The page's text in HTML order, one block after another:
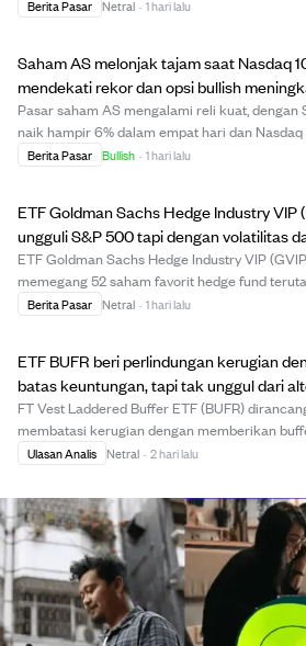
Berita Pasar Netral · 1 hari lalu
Saham AS melonjak tajam saat Nasdaq
mendekati rekor dan opsi bullish
Pasar saham AS mengalami reli kuat, dengan
naik hampir 6% dalam empat hari dan Nasdaq
3,3% mendekati rekor Juni. Lonjakan ini
Berita Pasar Bullish · 1 hari lalu
ETF Goldman Sachs Hedge Industry VIP
ungguli S&P 500 tapi dengan volatilitas
valuasi tinggi.
ETF Goldman Sachs Hedge Industry VIP
memegang 52 saham favorit hedge fund
sektor teknologi, telah mengungguli S&P 500
Berita Pasar Netral · 1 hari lalu
ETF BUFR beri perlindungan kerugian
batas keuntungan, tapi tak unggul dari
direkomendasikan HOLD.
FT Vest Laddered Buffer ETF (BUFR)
membatasi kerugian dengan memberikan
membatasi keuntungan melalui struktur dana
kuartalan sering membuat buffer dan batas ...
Ulasan Analis Netral · 2 hari lalu